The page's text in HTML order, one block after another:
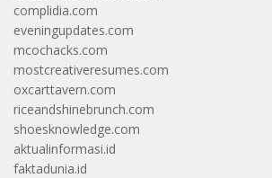
complidia.com
eveningupdates.com
mcochacks.com
mostcreativeresumes.com
oxcarttavern.com
riceandshinebrunch.com
shoesknowledge.com
aktualinformasi.id
faktadunia.id